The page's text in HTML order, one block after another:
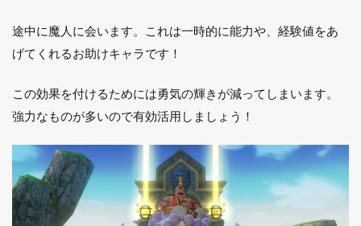
途中に魔人に会います。これは一時的に能力や、経験値をあ
げてくれるお助けキャラです！
この効果を付けるためには勇気の輝きが減ってしまいます。
強力なものが多いので有効活用しましょう！